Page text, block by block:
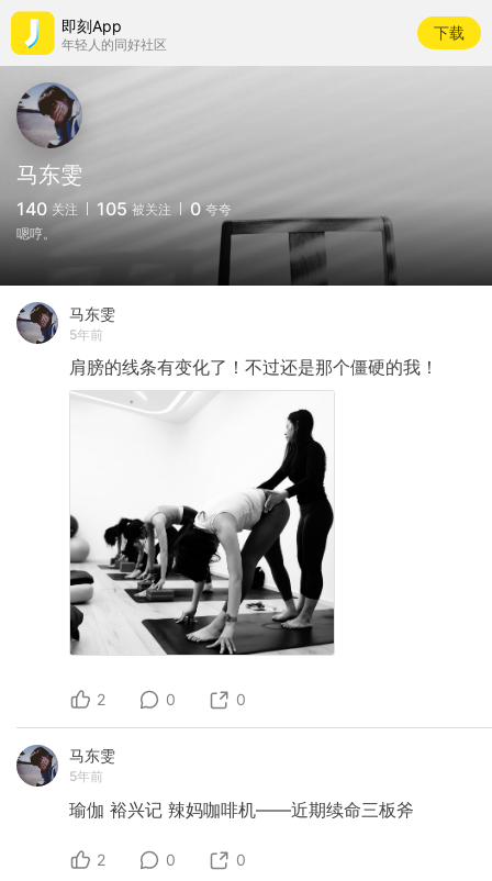
即刻App
年轻人的同好社区
下载
马东雯
140 关注 105 被关注 0 夸夸
嗯哼。
马东雯
5年前
肩膀的线条有变化了！不过还是那个僵硬的我！
2 0 0
马东雯
5年前
瑜伽 裕兴记 辣妈咖啡机——近期续命三板斧
2 0 0